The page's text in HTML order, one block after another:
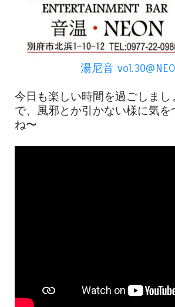
湯尼音
今日も楽しい時間を過ごしまし
で、風邪とか引かない様に気を
ね〜